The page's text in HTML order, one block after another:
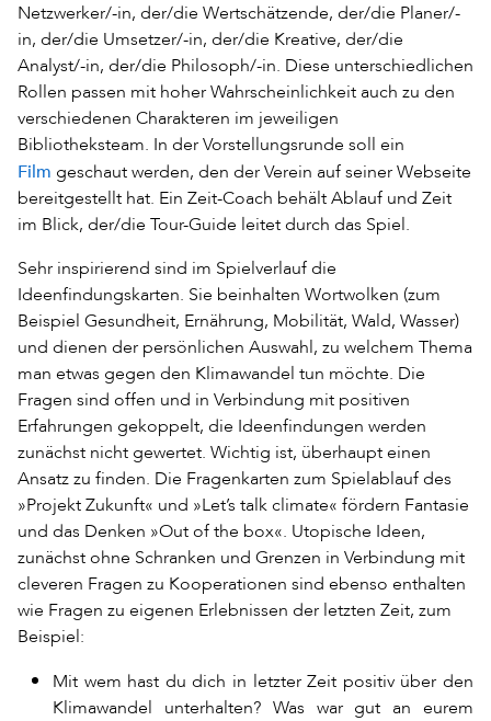
Netzwerker/-in, der/die Wertschätzende, der/die Planer/-
in, der/die Umsetzer/-in, der/die Kreative, der/die
Analyst/-in, der/die Philosoph/-in. Diese unterschiedlichen
Rollen passen mit hoher Wahrscheinlichkeit auch zu den
verschiedenen Charakteren im jeweiligen
Bibliotheksteam. In der Vorstellungsrunde soll ein
Film geschaut werden, den der Verein auf seiner Webseite
bereitgestellt hat. Ein Zeit-Coach behält Ablauf und Zeit
im Blick, der/die Tour-Guide leitet durch das Spiel.
Sehr inspirierend sind im Spielverlauf die
Ideenfindungskarten. Sie beinhalten Wortwolken (zum
Beispiel Gesundheit, Ernährung, Mobilität, Wald, Wasser)
und dienen der persönlichen Auswahl, zu welchem Thema
man etwas gegen den Klimawandel tun möchte. Die
Fragen sind offen und in Verbindung mit positiven
Erfahrungen gekoppelt, die Ideenfindungen werden
zunächst nicht gewertet. Wichtig ist, überhaupt einen
Ansatz zu finden. Die Fragenkarten zum Spielablauf des
»Projekt Zukunft« und »Let’s talk climate« fördern Fantasie
und das Denken »Out of the box«. Utopische Ideen,
zunächst ohne Schranken und Grenzen in Verbindung mit
cleveren Fragen zu Kooperationen sind ebenso enthalten
wie Fragen zu eigenen Erlebnissen der letzten Zeit, zum
Beispiel:
Mit wem hast du dich in letzter Zeit positiv über den
Klimawandel unterhalten? Was war gut an eurem